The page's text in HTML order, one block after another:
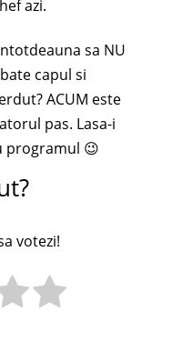
azi.
sa NU
capul si
ACUM este
pas. Lasa-i
programul 😉
votezi!